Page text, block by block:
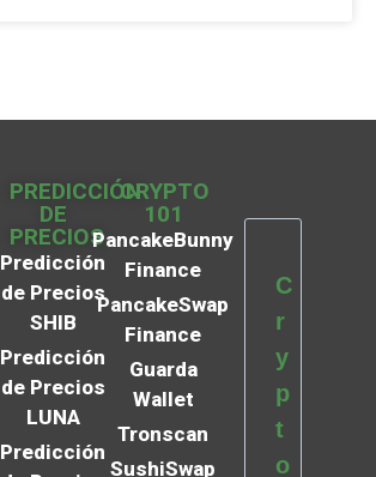
PREDICCIÓN
DE
PRECIOS
Predicción
de Precios
SHIB
Predicción
de Precios
LUNA
Predicción
CRYPTO
101
PancakeBunny
Finance
PancakeSwap
Finance
Guarda
Wallet
Tronscan
SushiSwap
C
r
y
p
t
o